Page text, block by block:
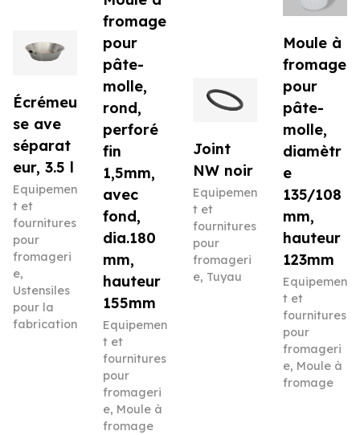
Écrémeu
se ave
séparat
eur, 3.5 l
Equipemen
t et
fournitures
pour
fromageri
e,
Ustensiles
pour la
fabrication
fromage
pour
pâte-
molle,
rond,
perforé
fin
1,5mm,
avec
fond,
dia.180
mm,
hauteur
155mm
Equipemen
t et
fournitures
pour
fromageri
e, Moule à
fromage
Joint
NW noir
Equipemen
t et
fournitures
pour
fromageri
e, Tuyau
Moule à
fromage
pour
pâte-
molle,
diamètr
e
135/108
mm,
hauteur
123mm
Equipemen
t et
fournitures
pour
fromageri
e, Moule à
fromage